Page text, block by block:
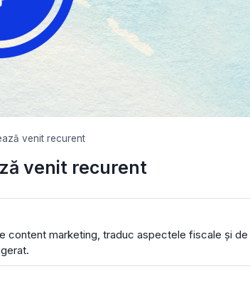
venit recurent
venit recurent
content marketing, traduc aspectele fiscale și de